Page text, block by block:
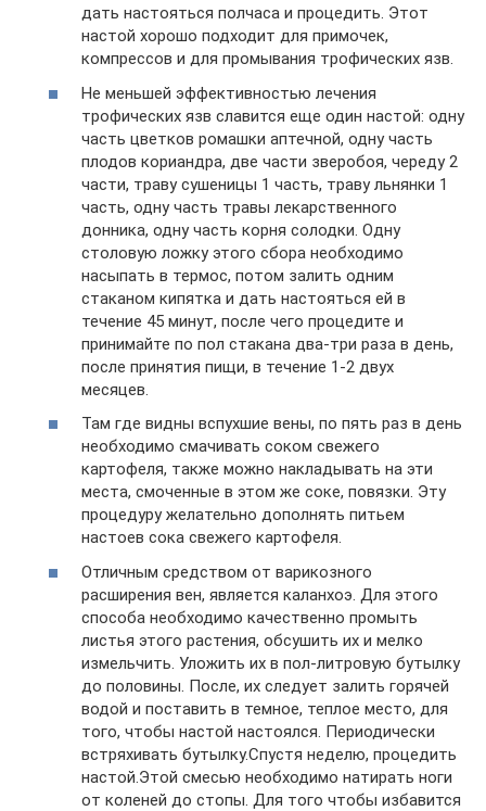
дать настояться полчаса и процедить. Этот
настой хо­рошо подходит для примочек,
компрессов и для промывания трофических язв.
Не меньшей эффективностью лечения
трофических язв славится еще один настой: одну
часть цветков ро­машки аптечной, одну часть
плодов кориандра, две части зверобоя, череду 2
части, траву сушеницы 1 часть, траву льнянки 1
часть, одну часть травы лекарственного
донника, одну часть корня солодки. Одну
столовую ложку этого сбора необходимо
насыпать в термос, потом залить одним
стаканом кипятка и дать настояться ей в
течение 45 минут, после чего процедите и
принимайте по пол стакана два-три раза в день,
после принятия пищи, в течение 1-2 двух
месяцев.
Там где видны вспухшие вены, по пять раз в день
необходимо смачивать соком свежего
картофеля, также можно накладывать на эти
места, смоченные в этом же соке, повязки. Эту
процедуру желательно дополнять питьем
настоев сока свежего картофеля.
Отличным средством от варикозного
расширения вен, является каланхоэ. Для этого
способа необходимо качественно промыть
листья этого растения, обсушить их и мелко
измельчить. Уложить их в пол-литровую бутылку
до половины. После, их следует залить горячей
водой и поставить в темное, теплое место, для
того, чтобы настой настоялся. Периодически
встряхивать бутылку.Спустя неделю, процедить
настой.Этой смесью необходимо натирать ноги
от коленей до стопы. Для того чтобы избавится